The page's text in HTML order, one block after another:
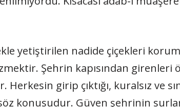
yetiştirilen nadide çiçekleri
Şehrin kapısından girenleri
girip çıktığı, kuralsız ve
konusudur. Güven şehrinin